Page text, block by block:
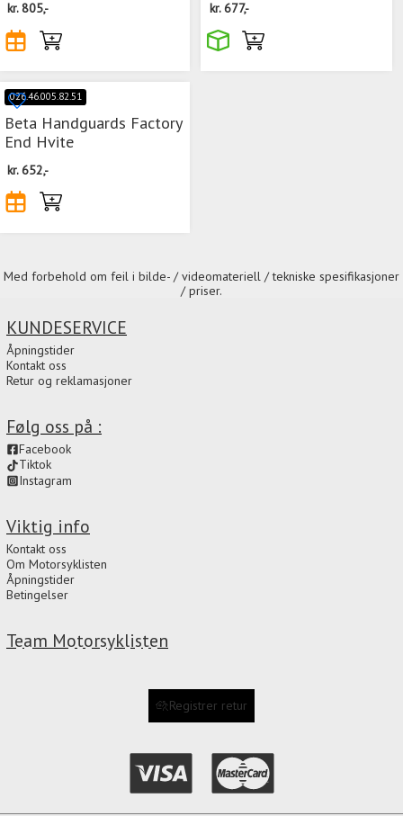
kr.805,- kr.677,-
026.46.005.82.51
Beta Handguards Factory
End Hvite
kr.652,-
Med forbehold om feil i bilde- / videomateriell / tekniske spesifikasjoner
/ priser.
Team Motorsyklisten
Viktig info
Kontakt oss
Om Motorsyklisten
Åpningstider
Betingelser
Følg oss på :
Facebook
Tiktok
Instagram
KUNDESERVICE
Åpningstider
Kontakt oss
Retur og reklamasjoner
Registrer retur